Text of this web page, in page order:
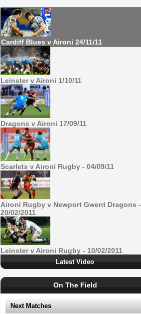
Cardiff Blues v Aironi 24/11/11
Leinster v Aironi 1/10/11
Dragons v Aironi 17/09/11
Scarlets v Aironi Rugby - 04/09/11
Aironi Rugby v Newport Gwent Dragons -
20/02/2011
Leinster v Aironi Rugby - 10/02/2011
Latest Video
On The Field
Next Matches